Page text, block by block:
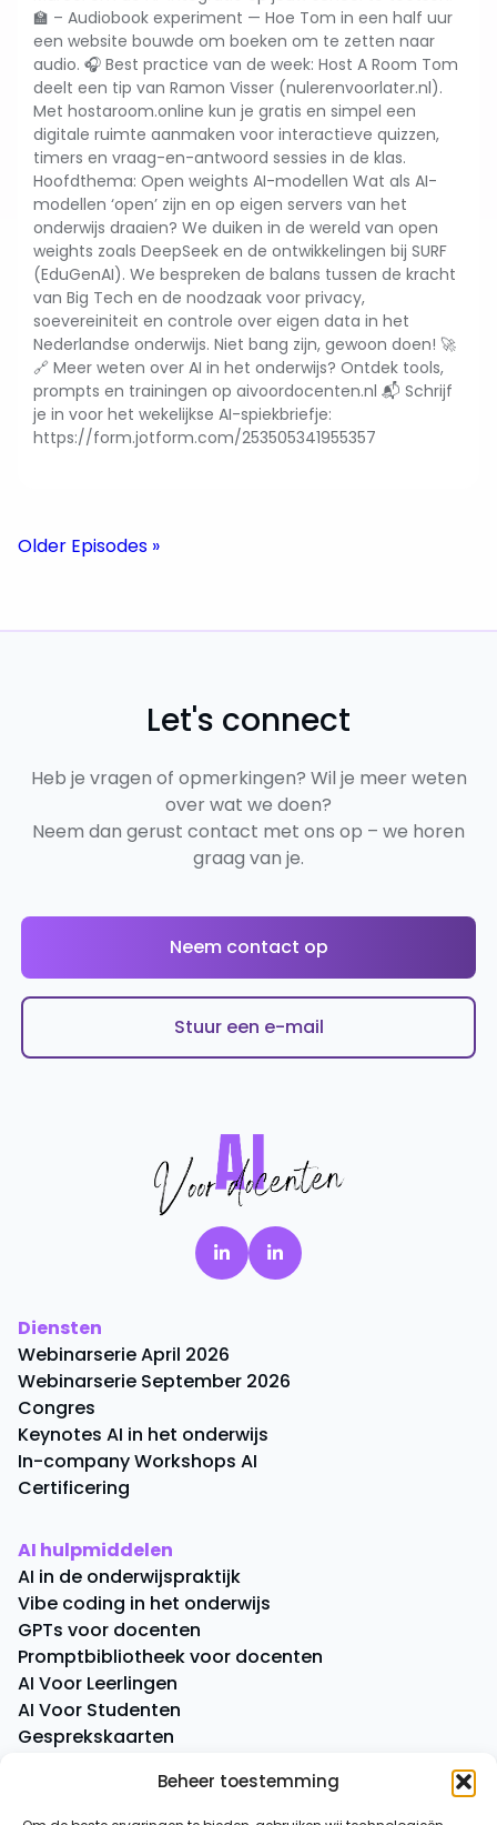
Beheer toestemming
🏫 – Audiobook experiment — Hoe Tom in een half uur
een website bouwde om boeken om te zetten naar
audio. 🎧 Best practice van de week: Host A Room Tom
deelt een tip van Ramon Visser (nulerenvoorlater.nl).
Met hostaroom.online kun je gratis en simpel een
digitale ruimte aanmaken voor interactieve quizzen,
timers en vraag-en-antwoord sessies in de klas.
Hoofdthema: Open weights AI-modellen Wat als AI-
modellen ‘open’ zijn en op eigen servers van het
onderwijs draaien? We duiken in de wereld van open
weights zoals DeepSeek en de ontwikkelingen bij SURF
(EduGenAI). We bespreken de balans tussen de kracht
van Big Tech en de noodzaak voor privacy,
soevereiniteit en controle over eigen data in het
Nederlandse onderwijs. Niet bang zijn, gewoon doen! 🚀
🔗 Meer weten over AI in het onderwijs? Ontdek tools,
prompts en trainingen op aivoordocenten.nl 📬 Schrijf
je in voor het wekelijkse AI-spiekbriefje:
https://form.jotform.com/253505341955357
Older Episodes »
Let's connect
Heb je vragen of opmerkingen? Wil je meer weten
over wat we doen?
Neem dan gerust contact met ons op – we horen
graag van je.
Neem contact op
Stuur een e-mail
Diensten
Webinarserie April 2026
Webinarserie September 2026
Congres
Keynotes AI in het onderwijs
In-company Workshops AI
Certificering
AI hulpmiddelen
AI in de onderwijspraktijk
Vibe coding in het onderwijs
GPTs voor docenten
Promptbibliotheek voor docenten
AI Voor Leerlingen
AI Voor Studenten
Gesprekskaarten